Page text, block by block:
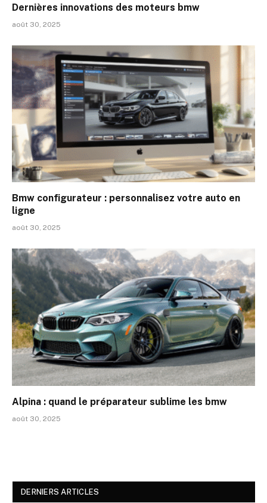
Dernières innovations des moteurs bmw
août 30, 2025
Bmw configurateur : personnalisez votre auto en
ligne
août 30, 2025
Alpina : quand le préparateur sublime les bmw
août 30, 2025
DERNIERS ARTICLES